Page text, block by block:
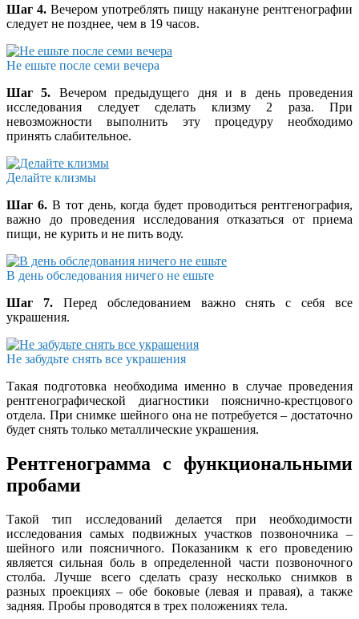
Шаг 4. Вечером употреблять пищу накануне рентгенографии
следует не позднее, чем в 19 часов.
Не ешьте после семи вечера
Шаг 5. Вечером предыдущего дня и в день проведения
исследования следует сделать клизму 2 раза. При
невозможности выполнить эту процедуру необходимо
принять слабительное.
Делайте клизмы
Шаг 6.В тот день, когда будет проводиться рентгенография,
важно до проведения исследования отказаться от приема
пищи, не курить и не пить воду.
В день обследования ничего не ешьте
Шаг 7.Перед обследованием важно снять с себя все
украшения.
Не забудьте снять все украшения
Такая подготовка необходима именно в случае проведения
рентгенографической диагностики пояснично-крестцового
отдела. При снимке шейного она не потребуется – достаточно
будет снять только металлические украшения.
Рентгенограмма с функциональными
пробами
Такой тип исследований делается при необходимости
исследования самых подвижных участков позвоночника –
шейного или поясничного. Показаникм к его проведению
является сильная боль в определенной части позвоночного
столба. Лучше всего сделать сразу несколько снимков в
разных проекциях – обе боковые (левая и правая), а также
задняя. Пробы проводятся в трех положениях тела.